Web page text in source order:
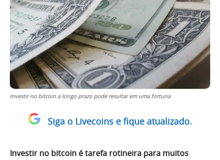
Investir no bitcoin a longo prazo pode resultar em uma fortuna
Siga o Livecoins e fique atualizado.
Investir no bitcoin é tarefa rotineira para muitos